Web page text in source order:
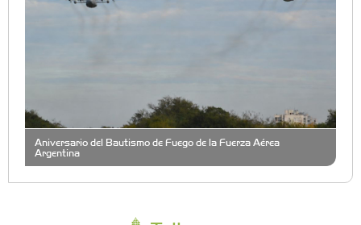
Aniversario del Bautismo de Fuego de la Fuerza Aérea
Argentina